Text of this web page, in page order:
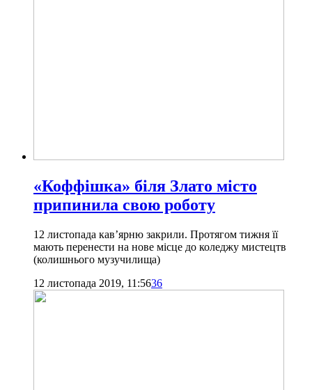
«Коффішка» біля Злато місто
припинила свою роботу
12 листопада кав’ярню закрили. Протягом тижня її
мають перенести на нове місце до коледжу мистецтв
(колишнього музучилища)
12 листопада 2019, 11:5636